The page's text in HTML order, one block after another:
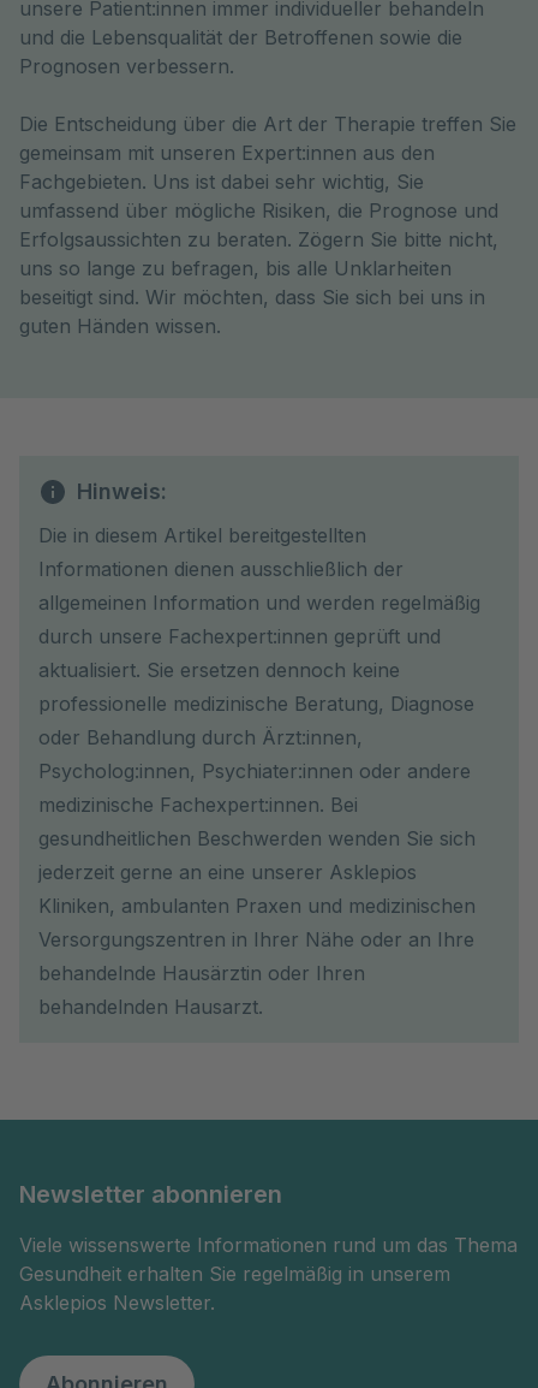
unsere Patient:innen immer individueller behandeln
und die Lebensqualität der Betroffenen sowie die
Prognosen verbessern.
Die Entscheidung über die Art der Therapie treffen Sie
gemeinsam mit unseren Expert:innen aus den
Fachgebieten. Uns ist dabei sehr wichtig, Sie
umfassend über mögliche Risiken, die Prognose und
Erfolgsaussichten zu beraten. Zögern Sie bitte nicht,
uns so lange zu befragen, bis alle Unklarheiten
beseitigt sind. Wir möchten, dass Sie sich bei uns in
guten Händen wissen.
Hinweis:
Die in diesem Artikel bereitgestellten
Informationen dienen ausschließlich der
allgemeinen Information und werden regelmäßig
durch unsere Fachexpert:innen geprüft und
aktualisiert. Sie ersetzen dennoch keine
professionelle medizinische Beratung, Diagnose
oder Behandlung durch Ärzt:innen,
Psycholog:innen, Psychiater:innen oder andere
medizinische Fachexpert:innen. Bei
gesundheitlichen Beschwerden wenden Sie sich
jederzeit gerne an eine unserer Asklepios
Kliniken, ambulanten Praxen und medizinischen
Versorgungszentren in Ihrer Nähe oder an Ihre
behandelnde Hausärztin oder Ihren
behandelnden Hausarzt.
Newsletter abonnieren
Viele wissenswerte Informationen rund um das Thema
Gesundheit erhalten Sie regelmäßig in unserem
Asklepios Newsletter.